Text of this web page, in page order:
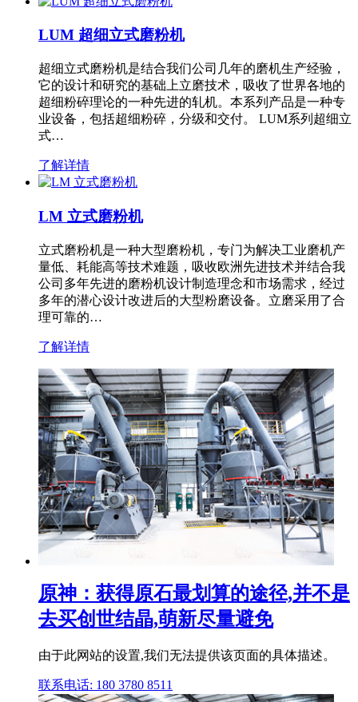
LUM 超细立式磨粉机
超细立式磨粉机是结合我们公司几年的磨机生产经验，
它的设计和研究的基础上立磨技术，吸收了世界各地的
超细粉碎理论的一种先进的轧机。本系列产品是一种专
业设备，包括超细粉碎，分级和交付。 LUM系列超细立
式…
了解详情
LM 立式磨粉机
立式磨粉机是一种大型磨粉机，专门为解决工业磨机产
量低、耗能高等技术难题，吸收欧洲先进技术并结合我
公司多年先进的磨粉机设计制造理念和市场需求，经过
多年的潜心设计改进后的大型粉磨设备。立磨采用了合
理可靠的…
了解详情
原神：获得原石最划算的途径,并不是
去买创世结晶,萌新尽量避免
由于此网站的设置,我们无法提供该页面的具体描述。
联系电话: 180 3780 8511